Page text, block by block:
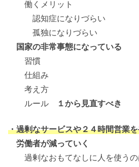
働くメリット
認知症になりづらい
孤独になりづらい
国家の非常事態になっている
習慣
仕組み
考え方
ルール
１から見直すべき
・過剰なサービスや２４時間営業
労働者が減っていく
過剰なおもてなしに人を使うの